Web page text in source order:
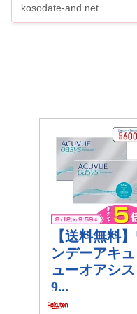
kosodate-and.net